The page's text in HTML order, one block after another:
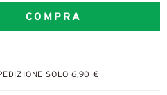
COMPRA
SOLO 6,90 €